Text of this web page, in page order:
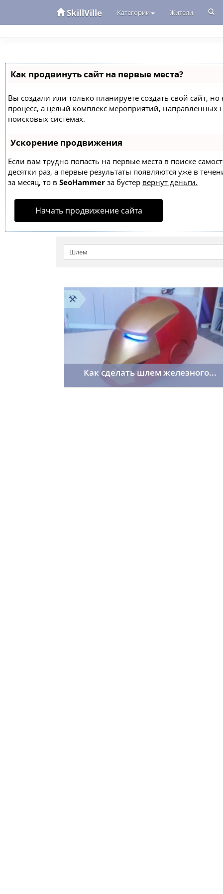
SkillVille Категории Жители
Как продвинуть сайт на первые места?
Вы создали или только планируете создать свой сайт,
процесс, а целый комплекс мероприятий,
поисковых системах.
Ускорение продвижения
Если вам трудно попасть на первые места в поиске
десятки раз, а первые результаты появляются уже в
за месяц, то в SeoHammer за бустер вернут деньги.
Начать продвижение сайта
Как сделать шлем железного...